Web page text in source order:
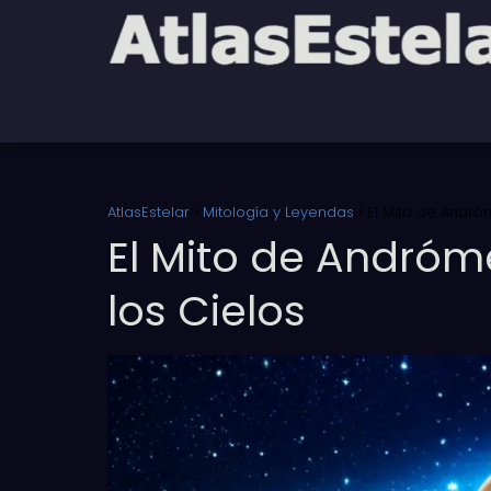
AtlasEstelar Mitología y Leyendas El Mito de
El Mito de
los Cielos